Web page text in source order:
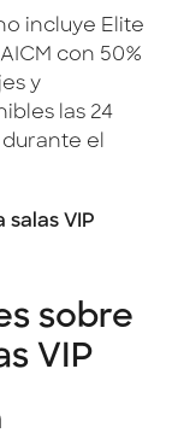
incluye Elite
con 50%
y
las 24
el
salas VIP
sobre
VIP